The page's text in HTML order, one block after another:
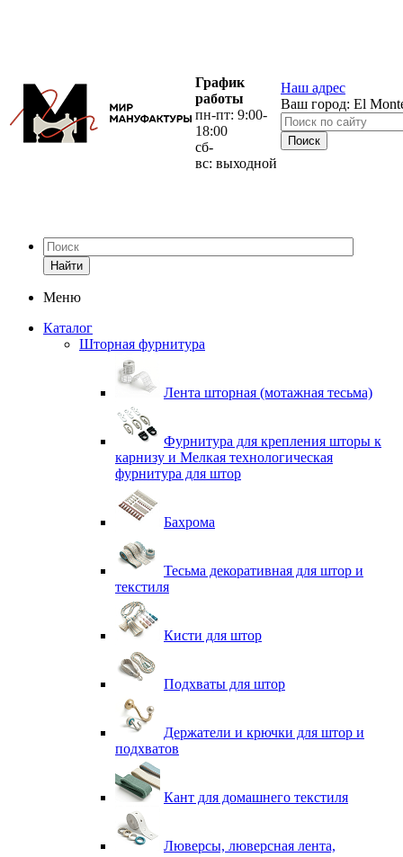
График
работы
пн-пт: 9:00-
18:00
сб-
вс: выходной
Наш адрес
Ваш город: El
Найти
Меню
Каталог
Шторная фурнитура
Лента шторная (мотажная тесьма)
Фурнитура для крепления шторы к
карнизу и Мелкая технологическая
фурнитура для штор
Бахрома
Тесьма декоративная для штор и
текстиля
Кисти для штор
Подхваты для штор
Держатели и крючки для штор и
подхватов
Кант для домашнего текстиля
Люверсы, люверсная лента,